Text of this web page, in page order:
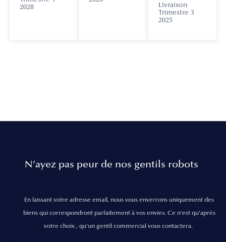
2028
Livraison
Trimestre 3
2025
N’ayez pas peur de nos gentils robots
En laissant votre adresse email, nous vous enverrons uniquement des
biens qui correspondront parfaitement à vos envies. Ce n'est qu'après
votre choix , qu'un gentil commercial vous contactera.